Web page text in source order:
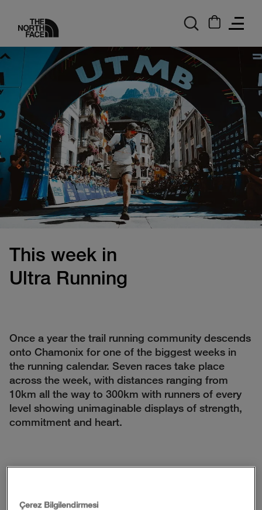
This week in
Ultra Running
Once a year the trail running community descends
onto Chamonix for one of the biggest weeks in
the running calendar. Seven races take place
across the week, with distances ranging from
10km all the way to 300km with runners of every
level showing unimaginable displays of strength,
commitment and heart.
Çerez Bilgilendirmesi